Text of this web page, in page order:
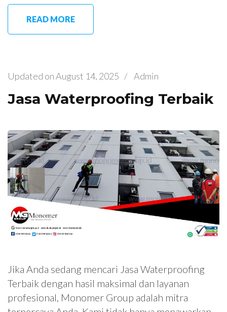
READ MORE
Updated onAugust 14, 2025 / Admin
Jasa Waterproofing Terbaik
Jika Anda sedang mencari Jasa Waterproofing
Terbaik dengan hasil maksimal dan layanan
profesional, Monomer Group adalah mitra